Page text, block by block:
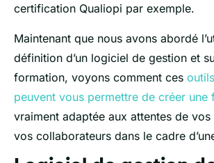
certification Qualiopi par exemple.
Maintenant que nous avons abordé
définition d’un logiciel de gestion et
formation, voyons comment ces
peuvent vous permettre de créer une
vraiment adaptée aux attentes de
vos collaborateurs dans le cadre